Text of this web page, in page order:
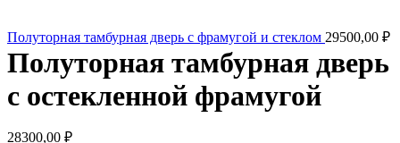
Полуторная тамбурная дверь с фрамугой и стеклом 29500,00 ₽
Полуторная тамбурная дверь
с остекленной фрамугой
28300,00 ₽